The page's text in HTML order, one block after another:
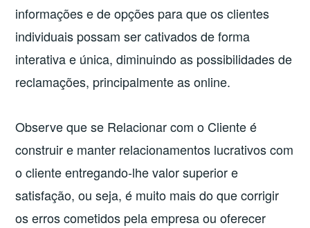
informações e de opções para que os clientes
individuais possam ser cativados de forma
interativa e única, diminuindo as possibilidades de
reclamações, principalmente as online.
Observe que se Relacionar com o Cliente é
construir e manter relacionamentos lucrativos com
o cliente entregando-lhe valor superior e
satisfação, ou seja, é muito mais do que corrigir
os erros cometidos pela empresa ou oferecer